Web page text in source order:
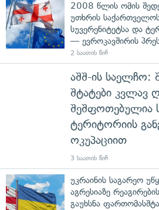
2008 წლის ომის
უთხრის
სუვერენიტეტსა და
— ევროკავშირის
2 საათის წინ
აშშ-ის საელჩო:
შტატები კვლავ
შეშფოთებულია
ტერიტორიის
ოკუპაციით
3 საათის წინ
უკრაინის საგარეო
აგრესიაზე
გაუხსნა